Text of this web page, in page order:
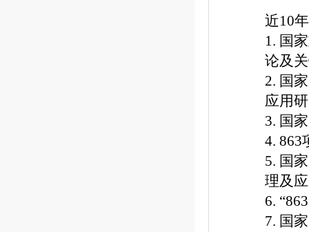
近10
1. 国
论及
2. 国
应用
3. 国
4.
5. 国
理及
6.
7. 国